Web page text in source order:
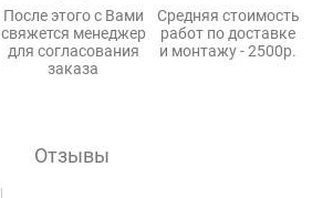
После этого с Вами
свяжется менеджер
для согласования
заказа
Средняя стоимость
работ по доставке
и монтажу - 2500р.
Отзывы